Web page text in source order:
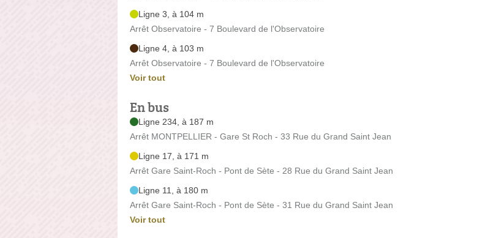
Ligne 3, à 104 m
Arrêt Observatoire - 7 Boulevard de l'Observatoire
Ligne 4, à 103 m
Arrêt Observatoire - 7 Boulevard de l'Observatoire
Voir tout
En bus
Ligne 234, à 187 m
Arrêt MONTPELLIER - Gare St Roch - 33 Rue du Grand Saint Jean
Ligne 17, à 171 m
Arrêt Gare Saint-Roch - Pont de Sète - 28 Rue du Grand Saint Jean
Ligne 11, à 180 m
Arrêt Gare Saint-Roch - Pont de Sète - 31 Rue du Grand Saint Jean
Voir tout